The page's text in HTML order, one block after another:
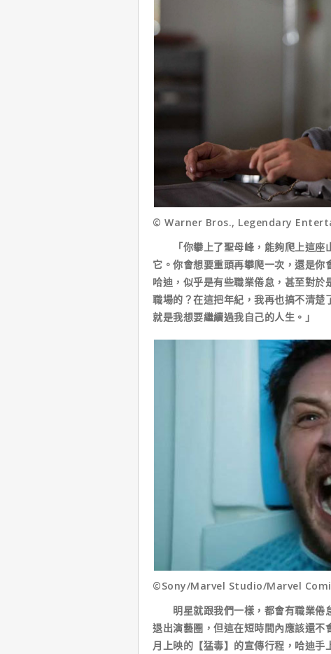
© Warner Bros., Legendary
「你攀上了聖母峰，能夠爬上這座
它。你會想要重頭再攀爬一次，還是
哈迪，似乎是有些職業倦怠，甚至對
職場的？在這把年紀，我再也搞不清
就是我想要繼續過我自己的人生。」
©Sony/Marvel Studio/Marvel
明星就跟我們一樣，都會有職業倦
退出演藝圈，但這在短時間內應該還
月上映的【猛毒】的宣傳行程，哈迪